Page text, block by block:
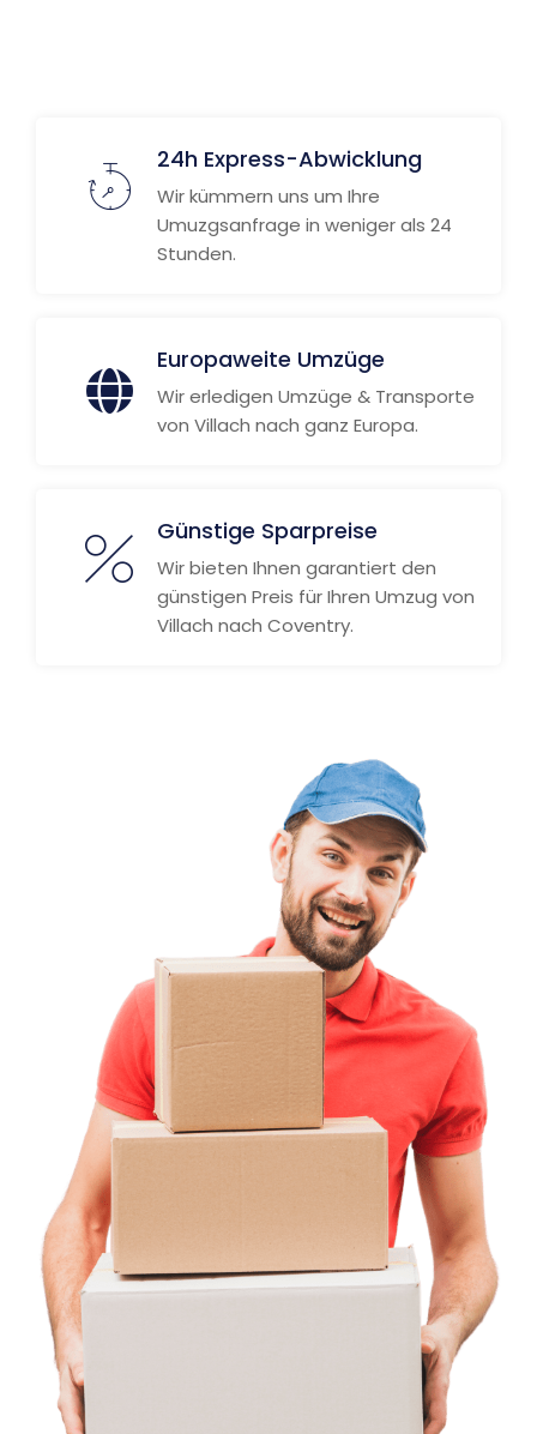
24h Express-Abwicklung
Wir kümmern uns um Ihre
Umuzgsanfrage in weniger als 24
Stunden.
Europaweite Umzüge
Wir erledigen Umzüge & Transporte
von Villach nach ganz Europa.
Günstige Sparpreise
Wir bieten Ihnen garantiert den
günstigen Preis für Ihren Umzug von
Villach nach Coventry.